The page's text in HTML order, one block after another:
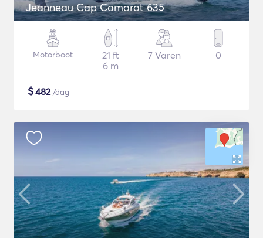
Jeanneau Cap Camarat 635
Motorboot
21 ft
6 m
7 Varen 0
$482/dag